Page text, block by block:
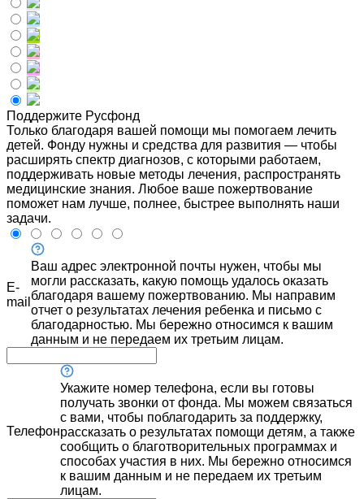
Поддержите Русфонд
Только благодаря вашей помощи мы помогаем лечить
детей. Фонду нужны и средства для развития — чтобы
расширять спектр диагнозов, с которыми работаем,
поддерживать новые методы лечения, распространять
медицинские знания. Любое ваше пожертвование
поможет нам лучше, полнее, быстрее выполнять наши
задачи.
E-
mail
Ваш адрес электронной почты нужен, чтобы мы
могли рассказать, какую помощь удалось оказать
благодаря вашему пожертвованию. Мы направим
отчет о результатах лечения ребенка и письмо с
благодарностью. Мы бережно относимся к вашим
данным и не передаем их третьим лицам.
Телефон
Укажите номер телефона, если вы готовы
получать звонки от фонда. Мы можем связаться
с вами, чтобы поблагодарить за поддержку,
рассказать о результатах помощи детям, а также
сообщить о благотворительных программах и
способах участия в них. Мы бережно относимся
к вашим данным и не передаем их третьим
лицам.